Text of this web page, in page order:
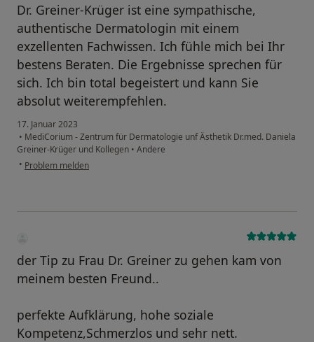
Dr. Greiner-Krüger ist eine sympathische,
authentische Dermatologin mit einem
exzellenten Fachwissen. Ich fühle mich bei Ihr
bestens Beraten. Die Ergebnisse sprechen für
sich. Ich bin total begeistert und kann Sie
absolut weiterempfehlen.
17. Januar 2023
• MediCorium - Zentrum für Dermatologie unf Ästhetik Dr.med. Daniela
Greiner-Krüger und Kollegen • Andere
• Problem melden
der Tip zu Frau Dr. Greiner zu gehen kam von
meinem besten Freund..
perfekte Aufklärung, hohe soziale
Kompetenz,Schmerzlos und sehr nett.